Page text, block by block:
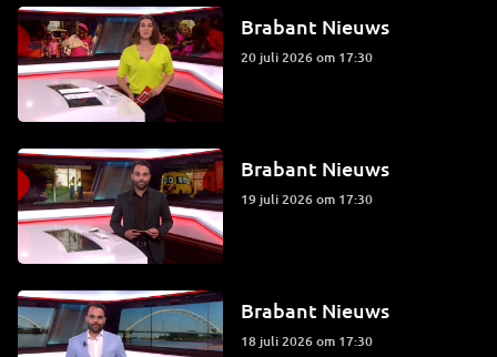
Brabant Nieuws
20 juli 2026 om 17:30
Brabant Nieuws
19 juli 2026 om 17:30
Brabant Nieuws
18 juli 2026 om 17:30